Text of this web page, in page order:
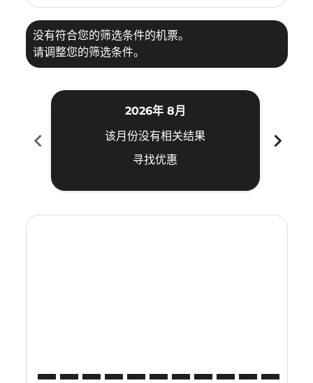
没有符合您的筛选条件的机票。
请调整您的筛选条件。
chevron_left
2026年 8月
该月份没有相关结果
寻找优惠
chevron_right